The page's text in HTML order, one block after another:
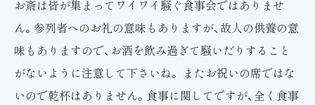
お斎は皆が集まってワイワイ騒ぐ食事会ではありませ
ん。参列者へのお礼の意味もありますが、故人の供養の意
味もありますので、お酒を飲み過ぎて騒いだりすること
がないように注意して下さいね。 またお祝いの席ではな
いので乾杯はありません。食事に関してですが、全く食事